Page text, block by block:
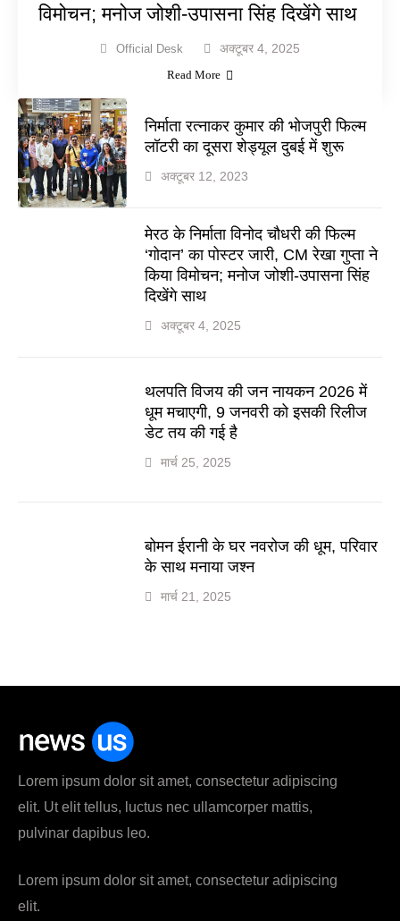
विमोचन; मनोज जोशी-उपासना सिंह दिखेंगे साथ
Official Desk अक्टूबर 4, 2025
Read More
निर्माता रत्नाकर कुमार की भोजपुरी फिल्म
लॉटरी का दूसरा शेड्यूल दुबई में शुरू
अक्टूबर 12, 2023
मेरठ के निर्माता विनोद चौधरी की फिल्म
‘गोदान’ का पोस्टर जारी, CM रेखा गुप्ता ने
किया विमोचन; मनोज जोशी-उपासना सिंह
दिखेंगे साथ
अक्टूबर 4, 2025
थलपति विजय की जन नायकन 2026 में
धूम मचाएगी, 9 जनवरी को इसकी रिलीज
डेट तय की गई है
मार्च 25, 2025
बोमन ईरानी के घर नवरोज की धूम, परिवार
के साथ मनाया जश्न
मार्च 21, 2025
Lorem ipsum dolor sit amet, consectetur adipiscing
elit. Ut elit tellus, luctus nec ullamcorper mattis,
pulvinar dapibus leo.
Lorem ipsum dolor sit amet, consectetur adipiscing
elit.